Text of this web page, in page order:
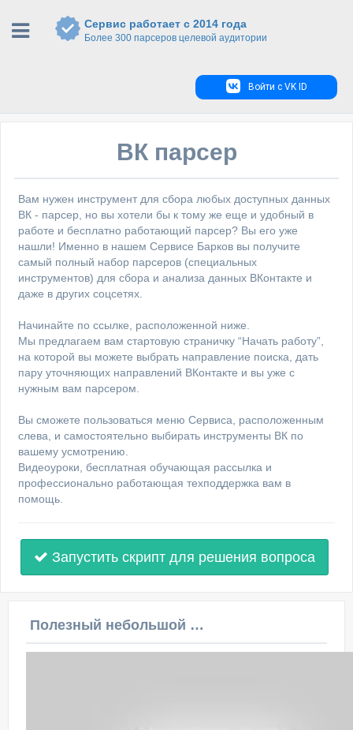
Сервис работает с 2014 года
Более 300 парсеров целевой аудитории
Войти с VK ID
ВК парсер
Вам нужен инструмент для сбора любых доступных данных
ВК - парсер, но вы хотели бы к тому же еще и удобный в
работе и бесплатно работающий парсер? Вы его уже
нашли! Именно в нашем Сервисе Барков вы получите
самый полный набор парсеров (специальных
инструментов) для сбора и анализа данных ВКонтакте и
даже в других соцсетях.
Начинайте по ссылке, расположенной ниже.
Мы предлагаем вам стартовую страничку “Начать работу”,
на которой вы можете выбрать направление поиска, дать
пару уточняющих направлений ВКонтакте и вы уже с
нужным вам парсером.
Вы сможете пользоваться меню Сервиса, расположенным
слева, и самостоятельно выбирать инструменты ВК по
вашему усмотрению.
Видеоуроки, бесплатная обучающая рассылка и
профессионально работающая техподдержка вам в
помощь.
Запустить скрипт для решения вопроса
Полезный небольшой видеоурок по этой теме